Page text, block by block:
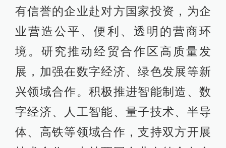
有信誉的企业赴对方国家投资，为企
业营造公平、便利、透明的营商环
境。研究推动经贸合作区高质量发
展，加强在数字经济、绿色发展等新
兴领域合作。积极推进智能制造、数
字经济、人工智能、量子技术、半导
体、高铁等领域合作，支持双方开展